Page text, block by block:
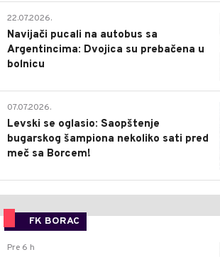
22.07.2026.
Navijači pucali na autobus sa
Argentincima: Dvojica su prebačena u
bolnicu
07.07.2026.
Levski se oglasio: Saopštenje
bugarskog šampiona nekoliko sati pred
meč sa Borcem!
FK BORAC
Pre 6 h